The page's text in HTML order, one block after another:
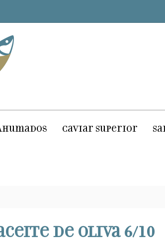
Caviar Superior
de oliva 6/10